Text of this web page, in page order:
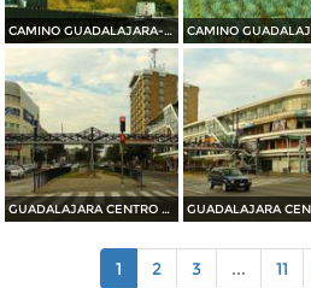
CAMINO GUADALAJARA---PUERTO VALLARTA 2014
GUADALAJARA CENTRO HISTORICO 2014
1 2 3 ... 11